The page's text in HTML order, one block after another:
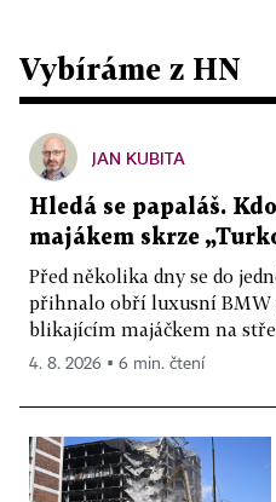
Vybíráme z HN
JAN KUBITA
Hledá se papaláš.
majákem skrze
Před několika dny se do
přihnalo obří luxusní BMW
blikajícím majáčkem na
4. 8. 2026 ▪ 6 min. čtení